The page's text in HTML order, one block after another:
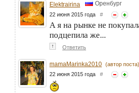
Elektrairina Оренбург
22 июня 2015 года #
А я на рынке не
подцепила же...
↑ Ответить
mamaMarinka2010 (автор поста)
22 июня 2015 года #